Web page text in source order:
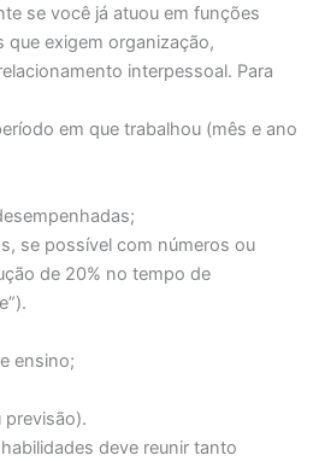
se você já atuou em funções
que exigem organização,
interpessoal. Para
em que trabalhou (mês e ano
se possível com números ou
de 20% no tempo de
ensino;
deve reunir tanto